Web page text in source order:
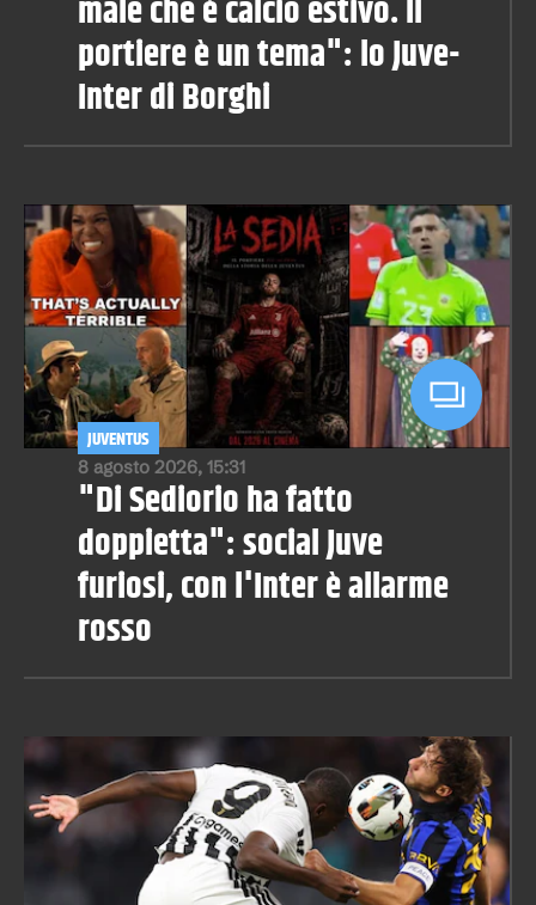
male che è calcio estivo. Il
portiere è un tema": lo Juve-
Inter di Borghi
8 agosto 2026, 15:31
JUVENTUS
"Di Sediorio ha fatto
doppietta": social Juve
furiosi, con l'Inter è allarme
rosso